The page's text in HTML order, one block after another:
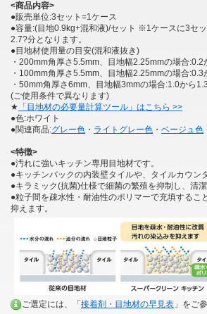
<商品内容>
●販売単位:3セット=1ケース
●容量:(目地0.9kg+混和液)/セット ※1ケースに3セ
2.7?分となります。
●目地材使用量の目安(混和液抜き)
・200mm角厚さ5.5mm、目地幅2.25mmの場合:0.2
・100mm角厚さ5.5mm、目地幅2.25mmの場合:0.3
・50mm角厚さ6mm、目地幅3mmの場合:1.0から
(ご使用条件で異なります)
★ 「目地材の必要量計算ツール」はこちら >>
●色:ホワイト
●関連商品:グレー色 ・ ライトグレー色 ・ ベージュ色
<特徴>
●汚れに強いキッチン専用目地材です。
●キッチンバックの内装壁タイルや、タイルカウン
●キラミック(抗菌)仕様で細菌の繁殖を抑制し、清
●粒子間を疎水性・耐油性のポリマーで充填するこ
抑えます。
ご選定には、「 接着剤・目地材の早見表 」をご